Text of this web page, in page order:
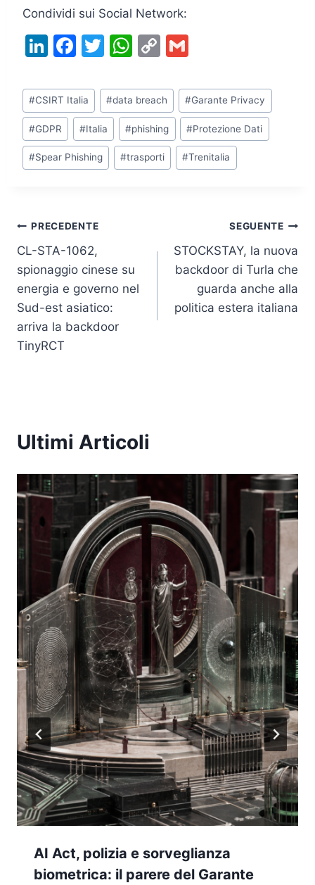
Condividi sui Social Network:
Li
k
e
dI
n
F
c
e
b
o
T
itt
er
W
at
s
A
p
C
p
y
Li
n
ai
l
Tag
articolo:
#CSIRT Italia #data breach #Garante Privacy
#GDPR #Italia #phishing #Protezione Dati
#Spear Phishing #trasporti #Trenitalia
Navigazione
articoli
PRECEDENTE
CL-STA-1062,
spionaggio cinese su
energia e governo nel
Sud-est asiatico:
arriva la backdoor
TinyRCT
SEGUENTE
STOCKSTAY, la nuova
backdoor di Turla che
guarda anche alla
politica estera italiana
Ultimi Articoli
AI Act, polizia e sorveglianza
biometrica: il parere del Garante